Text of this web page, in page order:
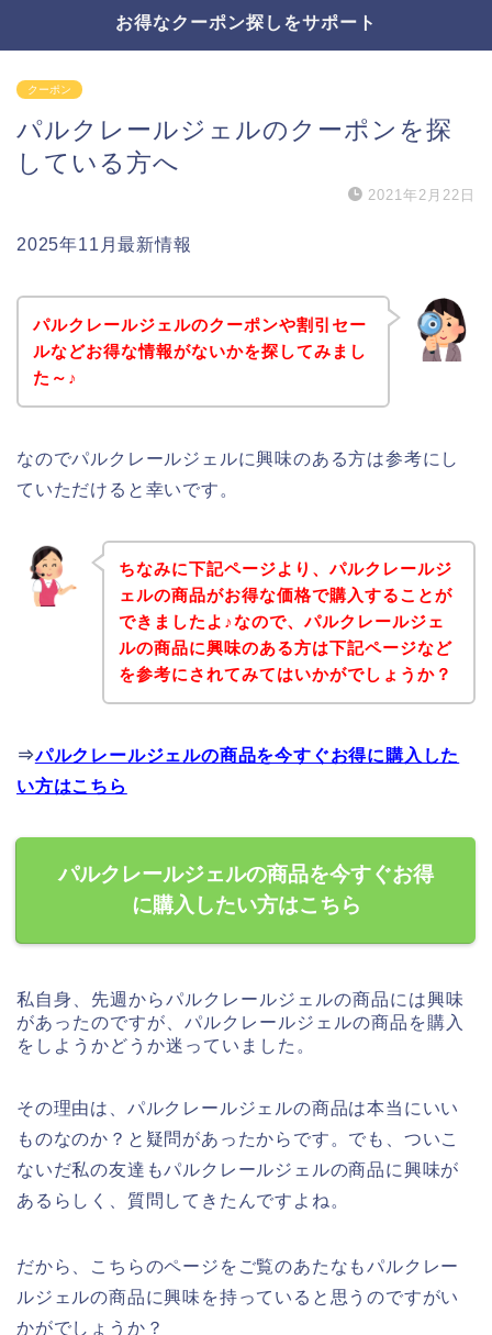
お得なクーポン探しをサポート
クーポン
パルクレールジェルのクーポンを探
している方へ
2021年2月22日
2025年11月最新情報
パルクレールジェルのクーポンや割引セー
ルなどお得な情報がないかを探してみまし
た～♪
なのでパルクレールジェルに興味のある方は参考にし
ていただけると幸いです。
ちなみに下記ページより、パルクレールジ
ェルの商品がお得な価格で購入することが
できましたよ♪なので、パルクレールジェ
ルの商品に興味のある方は下記ページなど
を参考にされてみてはいかがでしょうか？
⇒パルクレールジェルの商品を今すぐお得に購入した
い方はこちら
パルクレールジェルの商品を今すぐお得
に購入したい方はこちら
私自身、先週からパルクレールジェルの商品には興味
があったのですが、パルクレールジェルの商品を購入
をしようかどうか迷っていました。
その理由は、パルクレールジェルの商品は本当にいい
ものなのか？と疑問があったからです。でも、ついこ
ないだ私の友達もパルクレールジェルの商品に興味が
あるらしく、質問してきたんですよね。
だから、こちらのページをご覧のあたなもパルクレー
ルジェルの商品に興味を持っていると思うのですがい
かがでしょうか？